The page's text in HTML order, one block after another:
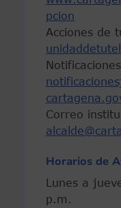
pcion
Acciones de
Correo
Horarios de
Lunes a
p.m.